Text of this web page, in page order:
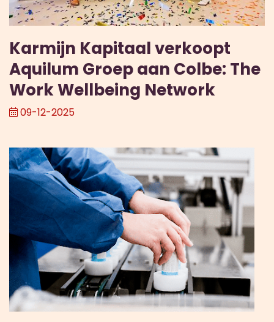
Karmijn Kapitaal verkoopt
Aquilum Groep aan Colbe: The
Work Wellbeing Network
09-12-2025